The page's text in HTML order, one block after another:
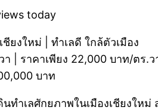
today
ยงใหม่ | ทำเลดี ใกล้ตัวเมือง
| ราคาเพียง 22,000 บาท/ตร.ว
บาท
ทำเลศักยภาพในเมืองเชียงใ